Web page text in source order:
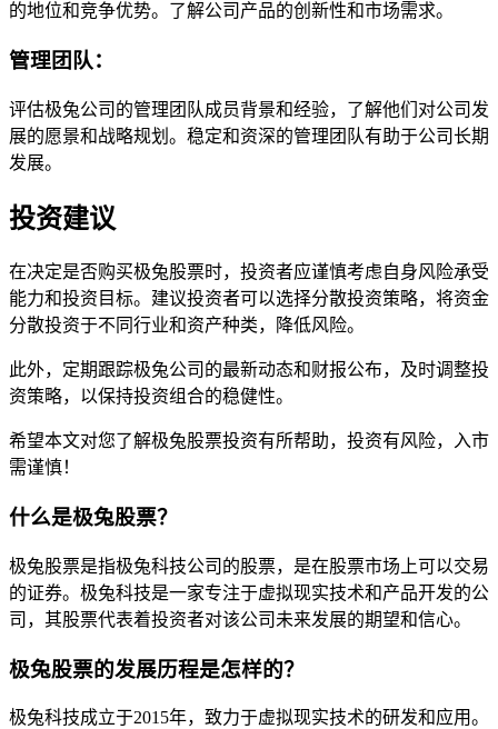
的地位和竞争优势。了解公司产品的创新性和市场需求。
管理团队：
评估极兔公司的管理团队成员背景和经验，了解他们对公司发
展的愿景和战略规划。稳定和资深的管理团队有助于公司长期
发展。
投资建议
在决定是否购买极兔股票时，投资者应谨慎考虑自身风险承受
能力和投资目标。建议投资者可以选择分散投资策略，将资金
分散投资于不同行业和资产种类，降低风险。
此外，定期跟踪极兔公司的最新动态和财报公布，及时调整投
资策略，以保持投资组合的稳健性。
希望本文对您了解极兔股票投资有所帮助，投资有风险，入市
需谨慎！
什么是极兔股票？
极兔股票是指极兔科技公司的股票，是在股票市场上可以交易
的证券。极兔科技是一家专注于虚拟现实技术和产品开发的公
司，其股票代表着投资者对该公司未来发展的期望和信心。
极兔股票的发展历程是怎样的？
极兔科技成立于2015年，致力于虚拟现实技术的研发和应用。